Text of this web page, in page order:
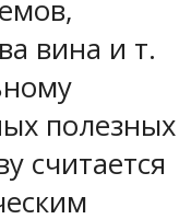
вина и т.
полезных
считается